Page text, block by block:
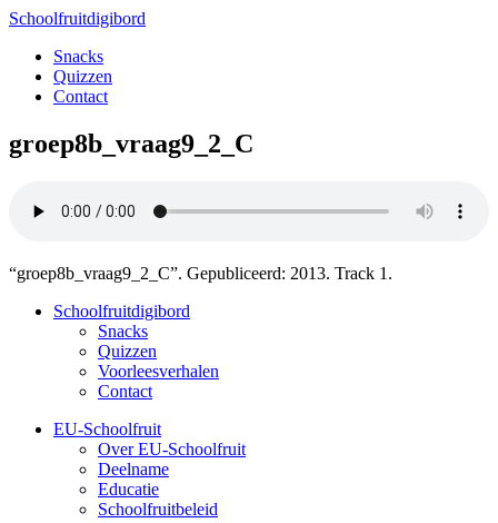
Schoolfruitdigibord
Snacks
Quizzen
Contact
groep8b_vraag9_2_C
“groep8b_vraag9_2_C”. Gepubliceerd: 2013. Track 1.
Schoolfruitdigibord
Snacks
Quizzen
Voorleesverhalen
Contact
EU-Schoolfruit
Over EU-Schoolfruit
Deelname
Educatie
Schoolfruitbeleid